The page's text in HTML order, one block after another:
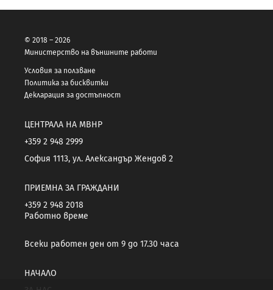
© 2018 – 2026
Министерство на външните работи
Условия за ползване
Политика за бисквитки
Декларация за достъпност
ЦЕНТРАЛА НА МВНР
+359 2 948 2999
София 1113, ул. Александър Жендов 2
ПРИЕМНА ЗА ГРАЖДАНИ
+359 2 948 2018
Работно време
Всеки работен ден от 9 до 17.30 часа
НАЧАЛО